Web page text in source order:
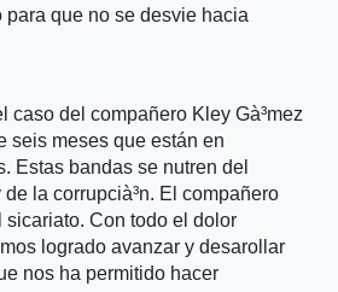
que no se desvie hacia
del compañero Kley Gà³mez
seis meses que están en
Estas bandas se nutren del
la corrupcià³n. El compañero
sicariato. Con todo el dolor
logrado avanzar y desarollar
nos ha permitido hacer